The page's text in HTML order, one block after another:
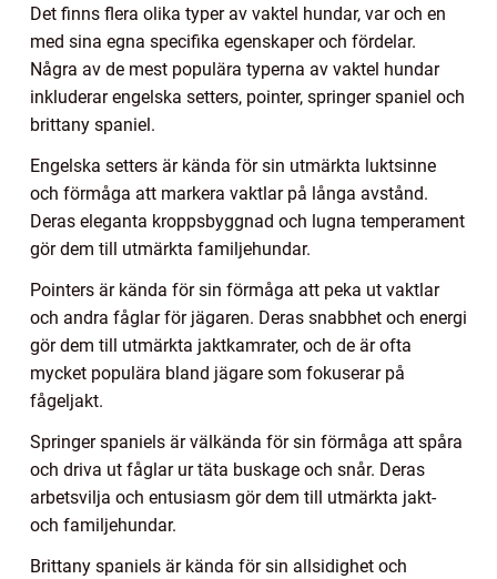
Det finns flera olika typer av vaktel hundar, var och en
med sina egna specifika egenskaper och fördelar.
Några av de mest populära typerna av vaktel hundar
inkluderar engelska setters, pointer, springer spaniel och
brittany spaniel.
Engelska setters är kända för sin utmärkta luktsinne
och förmåga att markera vaktlar på långa avstånd.
Deras eleganta kroppsbyggnad och lugna temperament
gör dem till utmärkta familjehundar.
Pointers är kända för sin förmåga att peka ut vaktlar
och andra fåglar för jägaren. Deras snabbhet och energi
gör dem till utmärkta jaktkamrater, och de är ofta
mycket populära bland jägare som fokuserar på
fågeljakt.
Springer spaniels är välkända för sin förmåga att spåra
och driva ut fåglar ur täta buskage och snår. Deras
arbetsvilja och entusiasm gör dem till utmärkta jakt-
och familjehundar.
Brittany spaniels är kända för sin allsidighet och